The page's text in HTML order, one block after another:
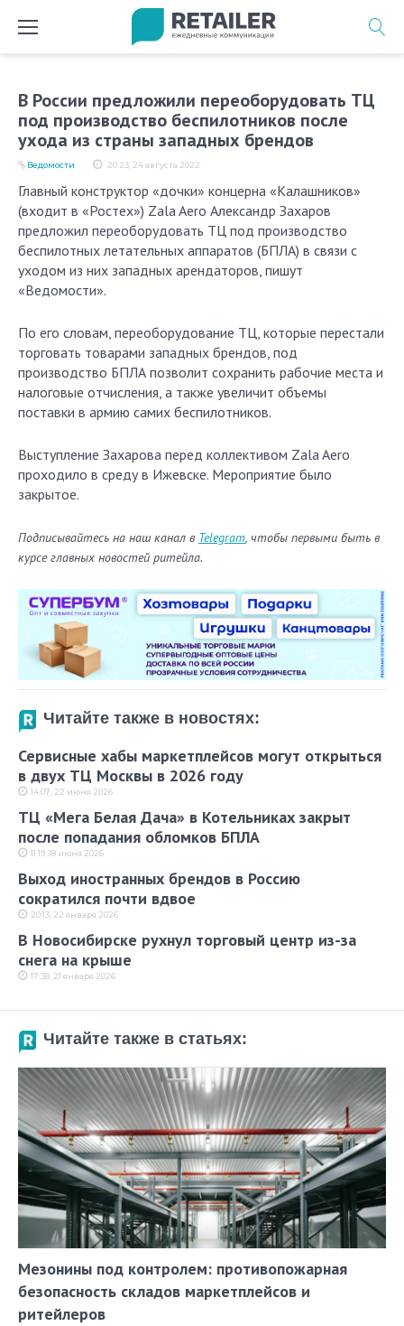
В России предложили переоборудовать ТЦ
под производство беспилотников после
ухода из страны западных брендов
20:23, 24 августа 2022
Ведомости
Главный конструктор «дочки» концерна «Калашников»
(входит в «Ростех») Zala Aero Александр Захаров
предложил переоборудовать ТЦ под производство
беспилотных летательных аппаратов (БПЛА) в связи с
уходом из них западных арендаторов, пишут
«Ведомости».
По его словам, переоборудование ТЦ, которые перестали
торговать товарами западных брендов, под
производство БПЛА позволит сохранить рабочие места и
налоговые отчисления, а также увеличит объемы
поставки в армию самих беспилотников.
Выступление Захарова перед коллективом Zala Aero
проходило в среду в Ижевске. Мероприятие было
закрытое.
Подписывайтесь на наш канал в Telegram, чтобы первыми быть в
курсе главных новостей ритейла.
Читайте также в новостях:
Сервисные хабы маркетплейсов могут открыться
в двух ТЦ Москвы в 2026 году
14:07, 22 июня 2026
ТЦ «Мега Белая Дача» в Котельниках закрыт
после попадания обломков БПЛА
11:19, 18 июня 2026
Выход иностранных брендов в Россию
сократился почти вдвое
20:13, 22 января 2026
В Новосибирске рухнул торговый центр из-за
снега на крыше
17:38, 21 января 2026
Читайте также в статьях:
Мезонины под контролем: противопожарная
безопасность складов маркетплейсов и
ритейлеров